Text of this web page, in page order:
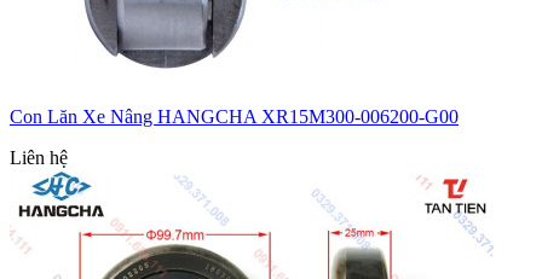
Con Lăn Xe Nâng HANGCHA XR15M300-006200-G00
Liên hệ